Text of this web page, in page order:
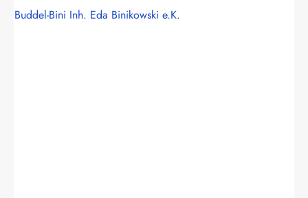
Buddel-Bini Inh. Eda Binikowski e.K.